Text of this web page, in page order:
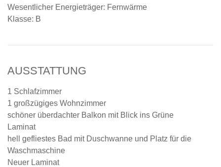
Wesentlicher Energieträger: Fernwärme
Klasse: B
AUSSTATTUNG
1 Schlafzimmer
1 großzügiges Wohnzimmer
schöner überdachter Balkon mit Blick ins Grüne
Laminat
hell gefliestes Bad mit Duschwanne und Platz für die
Waschmaschine
Neuer Laminat